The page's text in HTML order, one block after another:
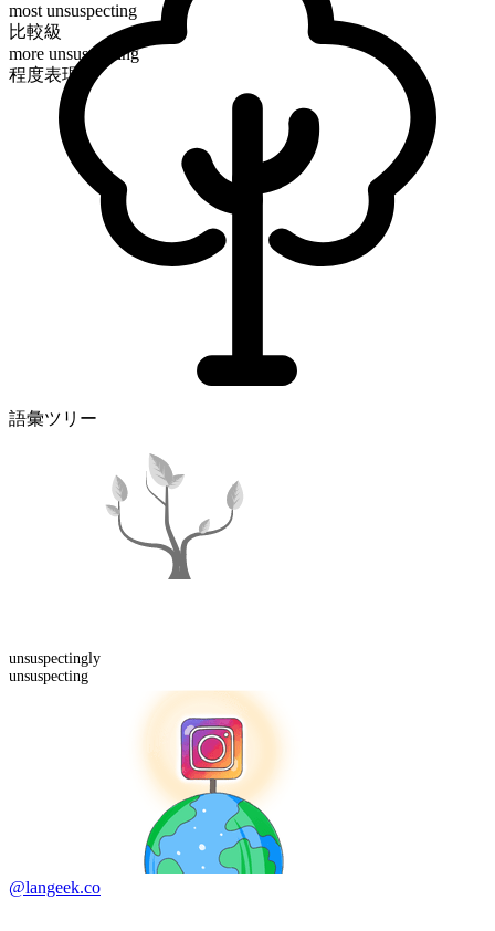
most unsuspecting
比較級
more unsuspecting
程度表現可
語彙ツリー
unsuspectingly
unsuspecting
@langeek.co